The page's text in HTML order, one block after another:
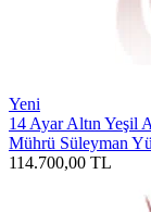
Yeni
14 Ayar Altın Yeşil
Mührü Süleyman
114.700,00 TL